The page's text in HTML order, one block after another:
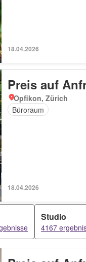
18.04.2026
Preis auf
Opfikon, Zürich
Büroraum
18.04.2026
Studio
4167